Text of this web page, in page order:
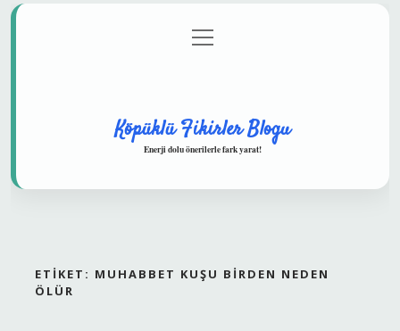
Gizlilik Politikası
menüyü
aç
Köpüklü Fikirler Blogu
Enerji dolu önerilerle fark yarat!
ETIKET: MUHABBET KUŞU BIRDEN NEDEN
ÖLÜR